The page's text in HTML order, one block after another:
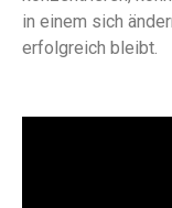
in einem sich
erfolgreich bleibt.